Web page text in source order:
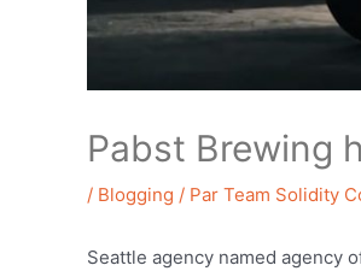
Pabst Brewing
/ Blogging / Par Team Solidity
Seattle agency named agency